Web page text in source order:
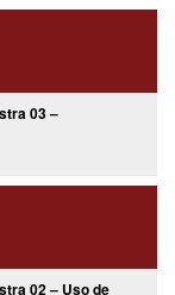
03 –
02 – Uso de